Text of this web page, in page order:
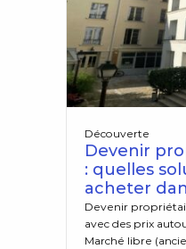
Devenir
: quelles
acheter
Découverte
Devenir
avec des prix
Marché libre